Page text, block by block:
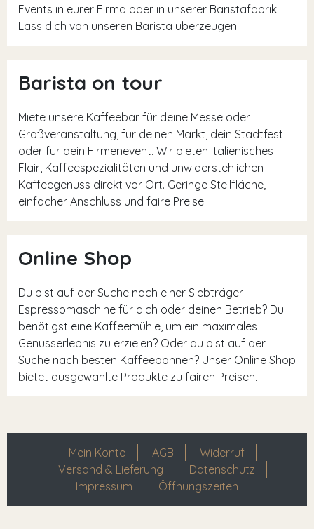
Events in eurer Firma oder in unserer Baristafabrik.
Lass dich von unseren Barista überzeugen.
Barista on tour
Miete unsere Kaffeebar für deine Messe oder
Großveranstaltung, für deinen Markt, dein Stadtfest
oder für dein Firmenevent. Wir bieten italienisches
Flair, Kaffeespezialitäten und unwiderstehlichen
Kaffeegenuss direkt vor Ort. Geringe Stellfläche,
einfacher Anschluss und faire Preise.
Online Shop
Du bist auf der Suche nach einer Siebträger
Espressomaschine für dich oder deinen Betrieb? Du
benötigst eine Kaffeemühle, um ein maximales
Genusserlebnis zu erzielen? Oder du bist auf der
Suche nach besten Kaffeebohnen? Unser Online Shop
bietet ausgewählte Produkte zu fairen Preisen.
Mein Konto AGB
Widerruf
Versand & Lieferung
Datenschutz
Impressum
Öffnungszeiten